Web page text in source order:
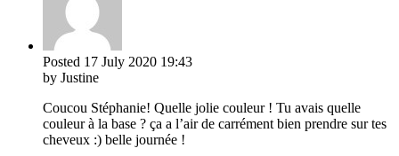
Posted 17 July 2020 19:43
by Justine
Coucou Stéphanie! Quelle jolie couleur ! Tu avais quelle
couleur à la base ? ça a l’air de carrément bien prendre sur tes
cheveux :) belle journée !